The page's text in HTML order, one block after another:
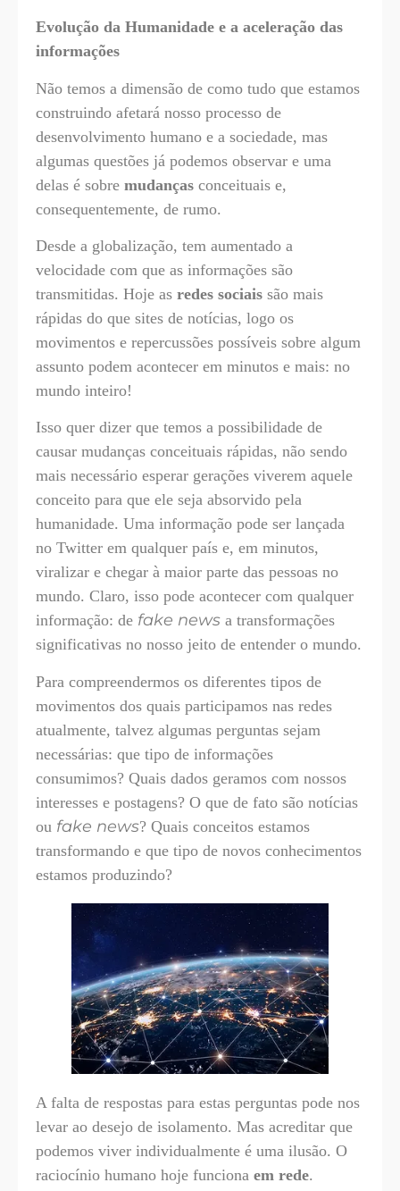
Evolução da Humanidade e a aceleração das
informações
Não temos a dimensão de como tudo que estamos
construindo afetará nosso processo de
desenvolvimento humano e a sociedade, mas
algumas questões já podemos observar e uma
delas é sobre mudanças conceituais e,
consequentemente, de rumo.
Desde a globalização, tem aumentado a
velocidade com que as informações são
transmitidas. Hoje as redes sociais são mais
rápidas do que sites de notícias, logo os
movimentos e repercussões possíveis sobre algum
assunto podem acontecer em minutos e mais: no
mundo inteiro!
Isso quer dizer que temos a possibilidade de
causar mudanças conceituais rápidas, não sendo
mais necessário esperar gerações viverem aquele
conceito para que ele seja absorvido pela
humanidade. Uma informação pode ser lançada
no Twitter em qualquer país e, em minutos,
viralizar e chegar à maior parte das pessoas no
mundo. Claro, isso pode acontecer com qualquer
informação: de fake news a transformações
significativas no nosso jeito de entender o mundo.
Para compreendermos os diferentes tipos de
movimentos dos quais participamos nas redes
atualmente, talvez algumas perguntas sejam
necessárias: que tipo de informações
consumimos? Quais dados geramos com nossos
interesses e postagens? O que de fato são notícias
ou fake news? Quais conceitos estamos
transformando e que tipo de novos conhecimentos
estamos produzindo?
A falta de respostas para estas perguntas pode nos
levar ao desejo de isolamento. Mas acreditar que
podemos viver individualmente é uma ilusão. O
raciocínio humano hoje funciona em rede.